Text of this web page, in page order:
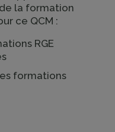
la formation
ce QCM :
RGE
formations